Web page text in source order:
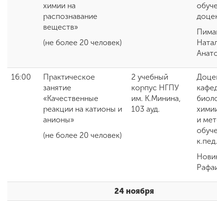
химии на
распознавание
веществ»
(не более 20 человек)
16:00
Практическое
занятие
«Качественные
реакции на катионы и
анионы»
(не более 20 человек)
2 учебный
корпус НГПУ
им. К.Минина,
103 ауд.
и
24 ноября